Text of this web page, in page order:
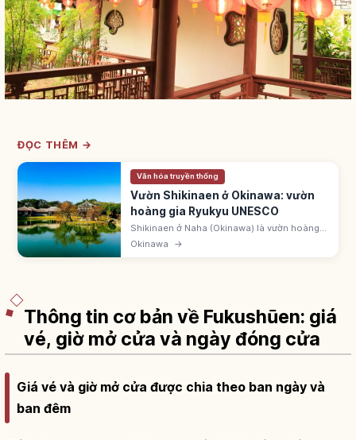
ĐỌC THÊM →
Văn hóa truyền thống
Vườn Shikinaen ở Okinawa: vườn
hoàng gia Ryukyu UNESCO
Shikinaen ở Naha (Okinawa) là vườn hoàng
gia Ryukyu lập 1799. UNESCO 2000 'Gusuku
Okinawa →
Thông tin cơ bản về Fukushūen: giá
vé, giờ mở cửa và ngày đóng cửa
Giá vé và giờ mở cửa được chia theo ban ngày và
ban đêm